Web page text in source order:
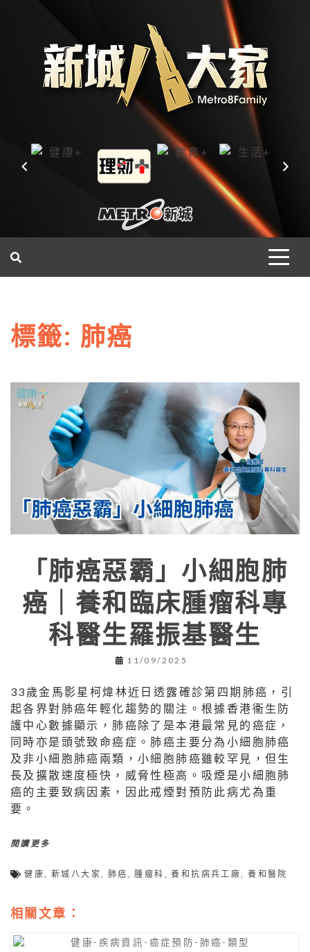
標籤: 肺癌
「肺癌惡霸」小細胞肺
癌｜養和臨床腫瘤科專
科醫生羅振基醫生
11/09/2025
33歲金馬影星柯煒林近日透露確診第四期肺癌，引
起各界對肺癌年輕化趨勢的關注。根據香港衞生防
護中心數據顯示，肺癌除了是本港最常見的癌症，
同時亦是頭號致命癌症。肺癌主要分為小細胞肺癌
及非小細胞肺癌兩類，小細胞肺癌雖較罕見，但生
長及擴散速度極快，威脅性極高。吸煙是小細胞肺
癌的主要致病因素，因此戒煙對預防此病尤為重
要。
閱讀更多
健康,新城八大家, 肺癌 ,腫瘤科 ,養和抗病兵工廠,養和醫院
相關文章：